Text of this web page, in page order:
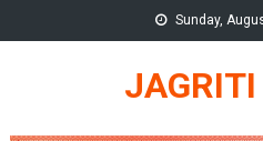
to
Sunday,